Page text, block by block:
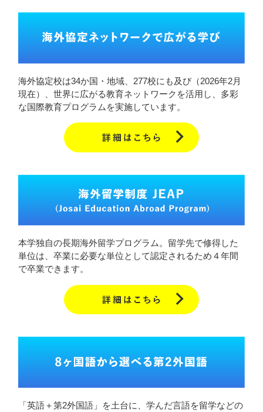
海外協定校は34か国・地域、277校にも及び（2026年2月
現在）、世界に広がる教育ネットワークを活用し、多彩
な国際教育プログラムを実施しています。
本学独自の長期海外留学プログラム。留学先で修得した
単位は、卒業に必要な単位として認定されるため４年間
で卒業できます。
「英語＋第2外国語」を土台に、学んだ言語を留学などの